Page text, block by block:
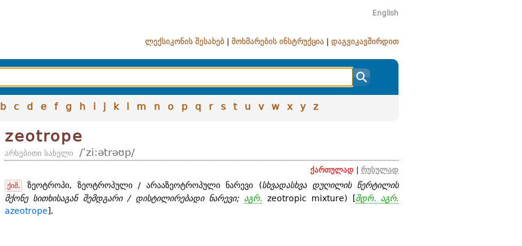
English
ლექსიკონის შესახებ მოხმარების ინსტრუქცია დაგვიკავშირდით
b c d e f g h i j k l m n o p q r s t u v w x y z
zeotrope
არსებითი სახელი /ʹzi:ətrəʊp/
ქართულად რუსულად
ქიმ. ზეოტროპი, ზეოტროპული / არააზეოტროპული ნარევი (სხვადასხვა დუღილის წერტილის
მქონე სითხისაგან შემდგარი / დისტილირებადი ნარევი; აგრ. zeotropic mixture) [შდრ. აგრ.
azeotrope].